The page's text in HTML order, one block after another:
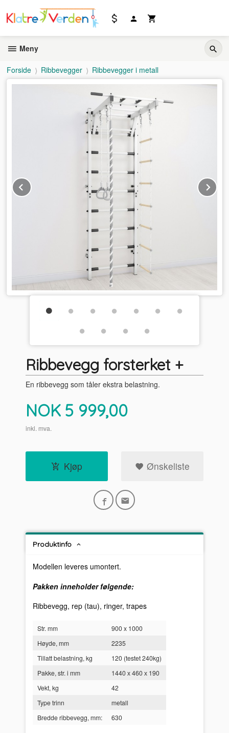
innholdet
Meny
Forside Ribbevegger Ribbevegger i metall
Prev
Ribbevegg forsterket +
En ribbevegg som tåler ekstra belastning.
Pris
NOK 5 999,00
inkl. mva.
Kjøp Ønskeliste
Produktinfo
Modellen leveres umontert.
Pakken inneholder følgende:
Ribbevegg, rep (tau), ringer, trapes
Str. mm
900 x 1000
Høyde, mm
2235
Tillatt belastning, kg
120 (testet 240kg)
Pakke, str. i mm
1440 х 460 х 190
Vekt, kg
42
Type trinn
metall
Bredde ribbevegg, mm:
630